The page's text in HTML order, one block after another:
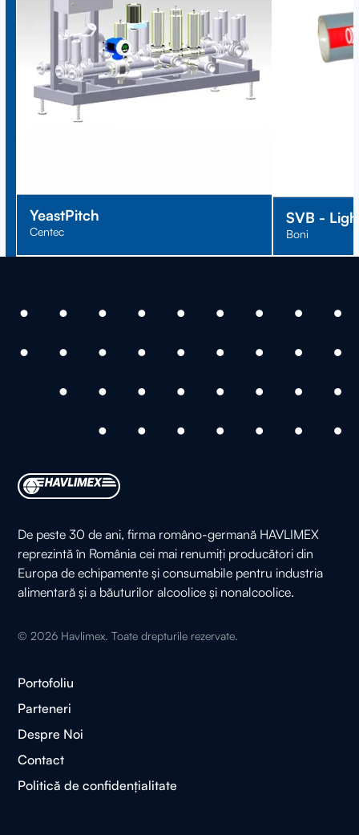
YeastPitch
Centec
SVB -
Boni
De peste 30 de ani, firma româno-germană HAVLIMEX
reprezintă în România cei mai renumiți producători din
Europa de echipamente și consumabile pentru industria
alimentară și a băuturilor alcoolice și nonalcoolice.
©2026 Havlimex. Toate drepturile rezervate.
Portofoliu
Parteneri
Despre Noi
Contact
Politică de confidențialitate